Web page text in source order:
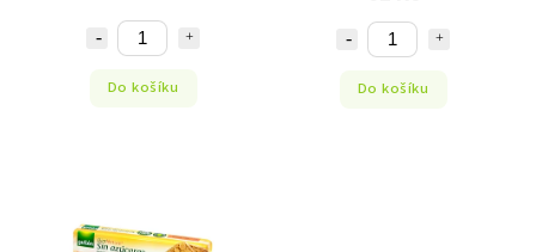
Do košíku Do košíku